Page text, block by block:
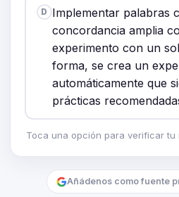
D Implementar palabras
concordancia amplia
experimento con un
forma, se crea un
automáticamente que
prácticas
Toca una opción para verificar tu
Añádenos como fuente